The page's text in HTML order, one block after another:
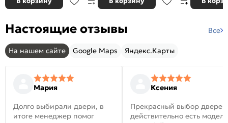
Настоящие отзывы Все
На нашем сайте Google Maps Яндекс.Карты
Мария
Долго выбирали двери, в
итоге менеджер помог
Ксения
Прекрасный выбор
действительно есть модели